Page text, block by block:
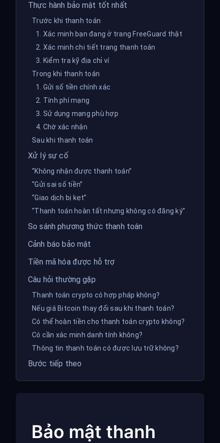
Thực hành bảo mật tốt nhất
Trước khi thanh toán
1. Xác minh bạn đang ở trang FreeGuard thật
2. Xác minh chi tiết trang thanh toán
3. Kiểm tra kỹ địa chỉ ví
Trong khi thanh toán
1. Gửi số tiền chính xác
2. Tính phí mạng
3. Sử dụng mạng phù hợp
4. Chờ xác nhận
Sau khi thanh toán
Xử lý sự cố
“Không nhận được thanh toán”
“Gửi sai số tiền”
“Giao dịch bị kẹt”
“Thanh toán hoàn tất nhưng không có đăng ký”
So sánh phương thức thanh toán
Cảnh báo bảo mật
Tiền mã hóa được hỗ trợ
Câu hỏi thường gặp
Thanh toán crypto có hợp pháp không?
Nếu giá Bitcoin thay đổi sau khi thanh toán?
Có thể hoàn tiền cho thanh toán crypto không?
Có cần xác minh danh tính không?
Thông tin thanh toán có được lưu trữ không?
Bước tiếp theo
Bảo mật thanh